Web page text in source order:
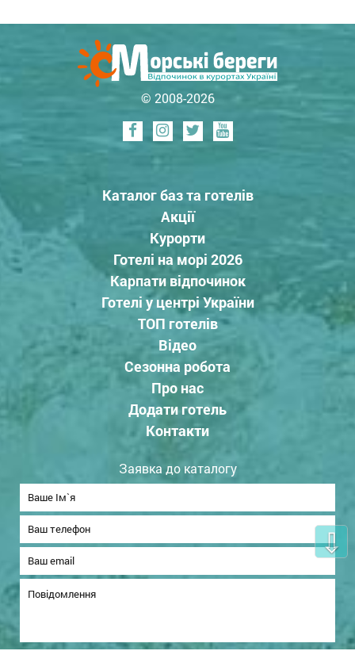
© 2008-2026
Каталог баз та готелів
Акції
Курорти
Готелі на морі 2026
Карпати відпочинок
Готелі у центрі України
ТОП готелів
Відео
Сезонна робота
Про нас
Додати готель
Контакти
Заявка до каталогу
⇩